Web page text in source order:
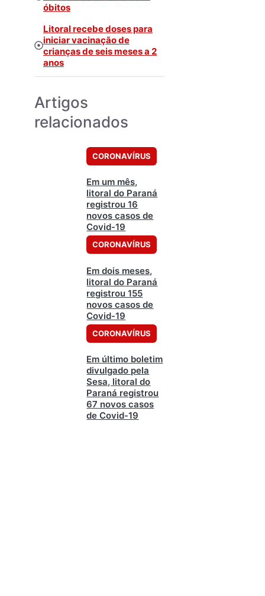
óbitos
Litoral recebe doses para
iniciar vacinação de
crianças de seis meses a 2
anos
Artigos
relacionados
CORONAVÍRUS
Em um mês,
litoral do Paraná
registrou 16
novos casos de
Covid-19
CORONAVÍRUS
Em dois meses,
litoral do Paraná
registrou 155
novos casos de
Covid-19
CORONAVÍRUS
Em último boletim
divulgado pela
Sesa, litoral do
Paraná registrou
67 novos casos
de Covid-19